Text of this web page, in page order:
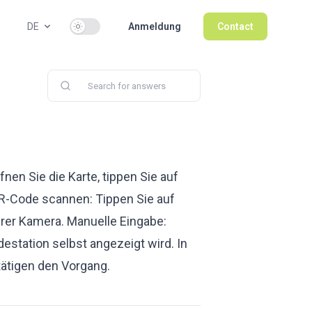
DE Use setting Anmeldung Contact
Sie die Karte, tippen Sie auf
Code scannen: Tippen Sie auf
Kamera. Manuelle Eingabe:
selbst angezeigt wird. In
den Vorgang.